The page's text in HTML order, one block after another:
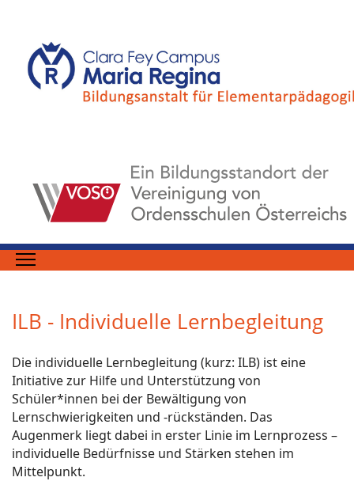
ILB - Individuelle Lernbegleitung
Die individuelle Lernbegleitung (kurz: ILB) ist eine
Initiative zur Hilfe und Unterstützung von
Schüler*innen bei der Bewältigung von
Lernschwierigkeiten und -rückständen. Das
Augenmerk liegt dabei in erster Linie im Lernprozess –
individuelle Bedürfnisse und Stärken stehen im
Mittelpunkt.